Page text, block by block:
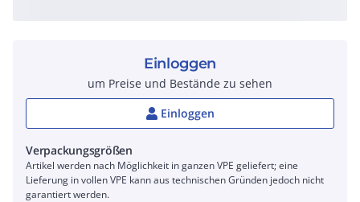
Einloggen
um Preise und Bestände zu sehen
Einloggen
Verpackungsgrößen
Artikel werden nach Möglichkeit in ganzen VPE geliefert; eine
Lieferung in vollen VPE kann aus technischen Gründen jedoch nicht
garantiert werden.